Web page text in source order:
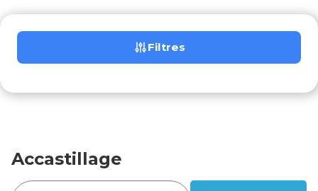
Filtres
Accastillage